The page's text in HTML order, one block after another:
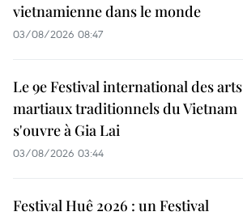
vietnamienne dans le monde
03/08/2026 08:47
Le 9e Festival international des arts
martiaux traditionnels du Vietnam
s'ouvre à Gia Lai
03/08/2026 03:44
Festival Huê 2026 : un Festival